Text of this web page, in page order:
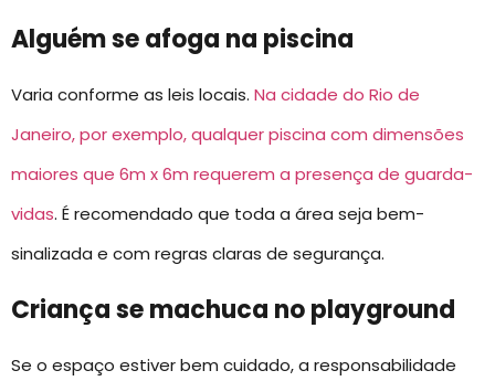
Alguém se afoga na piscina
Varia conforme as leis locais. Na cidade do Rio de
Janeiro, por exemplo, qualquer piscina com dimensões
maiores que 6m x 6m requerem a presença de guarda-
vidas. É recomendado que toda a área seja bem-
sinalizada e com regras claras de segurança.
Criança se machuca no playground
Se o espaço estiver bem cuidado, a responsabilidade